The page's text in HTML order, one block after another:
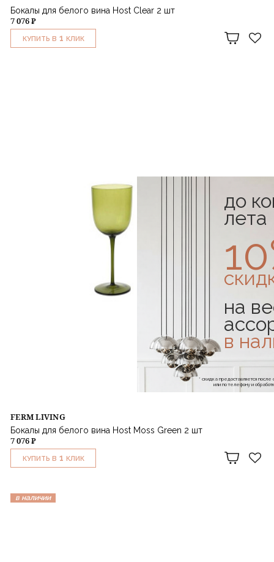
Бокалы для белого вина Host Clear 2 шт
7 076 ₽
КУПИТЬ В 1 КЛИК
FERM LIVING
Бокалы для белого вина Host Moss Green 2 шт
7 076 ₽
КУПИТЬ В 1 КЛИК
в наличии
до
лета
на
в
* скидка предоставляется
или по телефону и